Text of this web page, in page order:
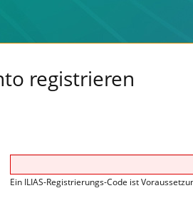
registrieren
Ein ILIAS-Registrierungs-Code ist